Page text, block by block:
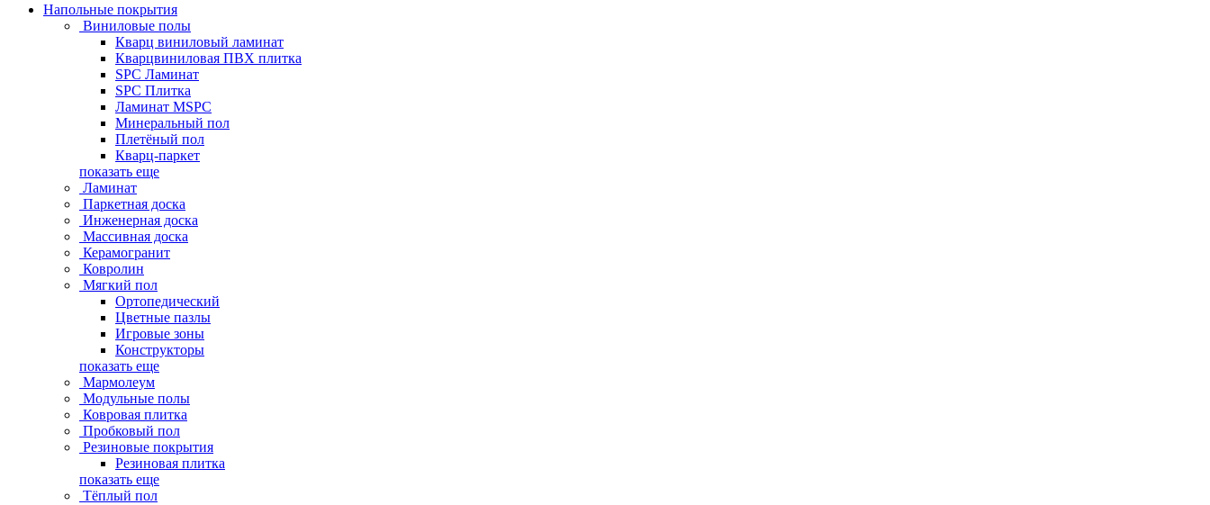
Напольные покрытия
Виниловые полы
Кварц виниловый ламинат
Кварцвиниловая ПВХ плитка
SPC Ламинат
SPC Плитка
Ламинат MSPC
Минеральный пол
Плетёный пол
Кварц-паркет
показать еще
Ламинат
Паркетная доска
Инженерная доска
Массивная доска
Керамогранит
Ковролин
Мягкий пол
Ортопедический
Цветные пазлы
Игровые зоны
Конструкторы
показать еще
Мармолеум
Модульные полы
Ковровая плитка
Пробковый пол
Резиновые покрытия
Резиновая плитка
показать еще
Тёплый пол